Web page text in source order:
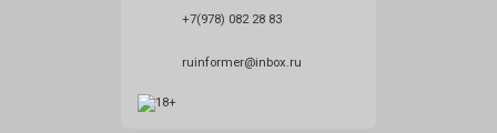
+7(978) 082 28 83
ruinformer@inbox.ru